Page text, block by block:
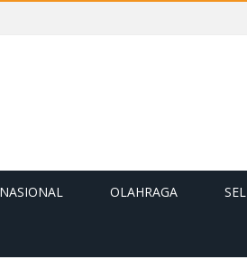
NASIONAL OLAHRAGA